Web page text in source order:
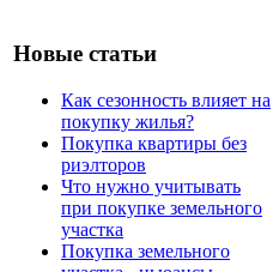
Новые статьи
Как сезонность влияет на
покупку жилья?
Покупка квартиры без
риэлторов
Что нужно учитывать
при покупке земельного
участка
Покупка земельного